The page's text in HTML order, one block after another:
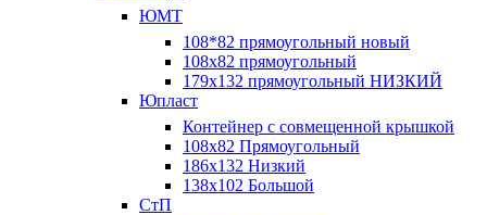
ЮМТ
108*82 прямоугольный новый
108х82 прямоугольный
179х132 прямоугольный НИЗКИЙ
Юпласт
Контейнер с совмещенной крышкой
108х82 Прямоугольный
186х132 Низкий
138х102 Большой
СтП